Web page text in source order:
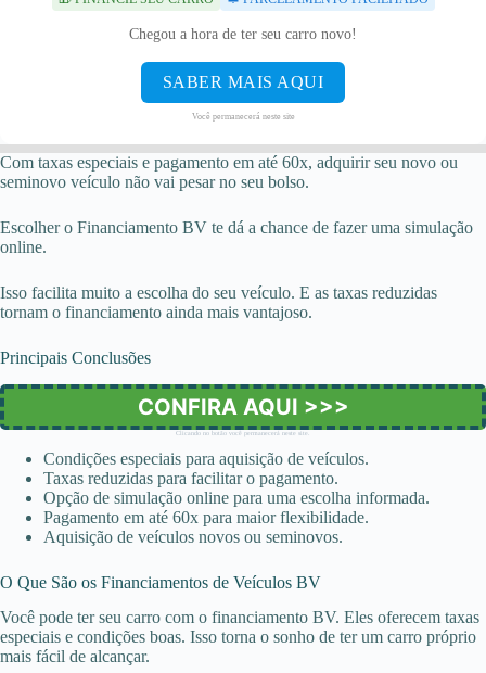
Chegou a hora de ter seu carro novo!
SABER MAIS AQUI
Você permanecerá neste site
Com taxas especiais e pagamento em até 60x, adquirir seu novo ou
seminovo veículo não vai pesar no seu bolso.
Escolher o Financiamento BV te dá a chance de fazer uma simulação
online.
Isso facilita muito a escolha do seu veículo. E as taxas reduzidas
tornam o financiamento ainda mais vantajoso.
Principais Conclusões
CONFIRA AQUI >>>
Clicando no botão você permanecerá neste site.
Condições especiais para aquisição de veículos.
Taxas reduzidas para facilitar o pagamento.
Opção de simulação online para uma escolha informada.
Pagamento em até 60x para maior flexibilidade.
Aquisição de veículos novos ou seminovos.
O Que São os Financiamentos de Veículos BV
Você pode ter seu carro com o financiamento BV. Eles oferecem taxas
especiais e condições boas. Isso torna o sonho de ter um carro próprio
mais fácil de alcançar.